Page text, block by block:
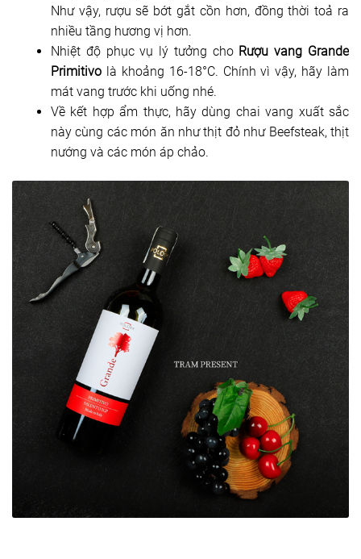
Như vậy, rượu sẽ bớt gắt cồn hơn, đồng thời toả ra
nhiều tầng hương vị hơn.
Nhiệt độ phục vụ lý tưởng cho Rượu vang Grande
Primitivo là khoảng 16-18°C. Chính vì vậy, hãy làm
mát vang trước khi uống nhé.
Về kết hợp ẩm thực, hãy dùng chai vang xuất sắc
này cùng các món ăn như thịt đỏ như Beefsteak, thịt
nướng và các món áp chảo.